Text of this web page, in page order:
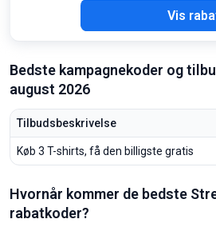
Vis
Bedste kampagnekoder og
august 2026
Tilbudsbeskrivelse
Køb 3 T-shirts, få den billigste gratis
Hvornår kommer de bedste
rabatkoder?